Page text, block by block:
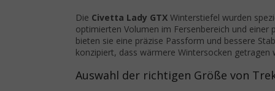
Die Civetta Lady GTX Winterstiefel wurden
optimierten Volumen im Fersenbereich und einer
bieten sie eine präzise Passform und bessere
konzipiert, dass wärmere Wintersocken
Auswahl der richtigen Größe von